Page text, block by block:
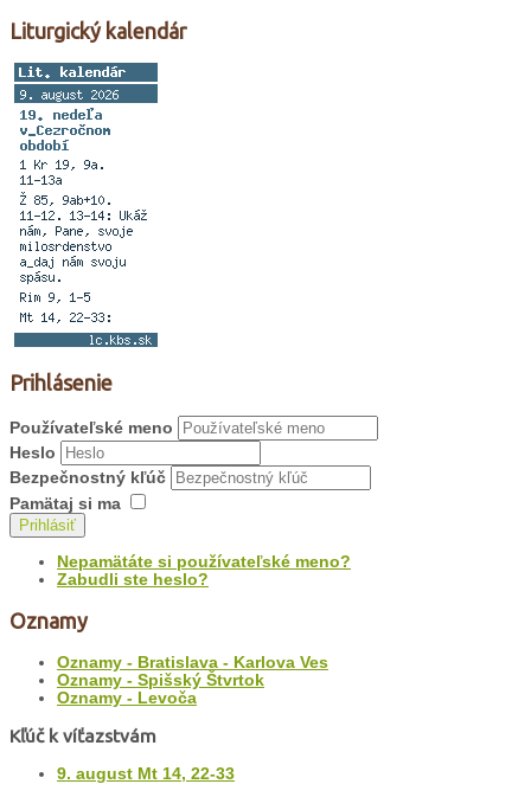
Liturgický kalendár
Prihlásenie
Používateľské meno
Heslo
Bezpečnostný kľúč
Pamätaj si ma
Prihlásiť
Nepamätáte si používateľské meno?
Zabudli ste heslo?
Oznamy
Oznamy - Bratislava - Karlova Ves
Oznamy - Spišský Štvrtok
Oznamy - Levoča
Kľúč k víťazstvám
9. august Mt 14, 22-33